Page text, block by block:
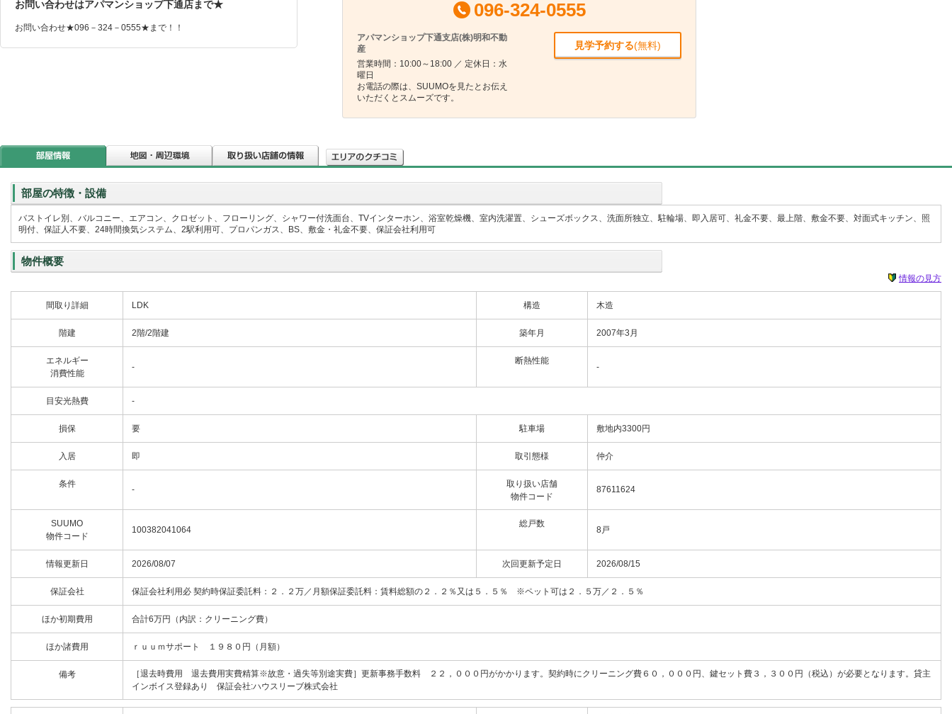
お問い合わせはアパマンショップ下通店まで★
お問い合わせ★096－324－0555★まで！！
096-324-0555
アパマンショップ下通支店(株)明和不動
産
営業時間：10:00～18:00 ／ 定休日：水
曜日
お電話の際は、SUUMOを見たとお伝え
いただくとスムーズです。
見学予約する(無料)
部屋の特徴・設備
バストイレ別、バルコニー、エアコン、クロゼット、フローリング、シャワー付洗面台、TVインターホン、浴室乾燥機、室内洗濯置、シューズボックス、洗面所独立、駐輪場、即入居可、礼金不要、最上階、敷金不要、対面式キッチン、照
明付、保証人不要、24時間換気システム、2駅利用可、プロパンガス、BS、敷金・礼金不要、保証会社利用可
物件概要
情報の見方
間取り詳細 LDK 構造 木造
階建 2階/2階建 築年月 2007年3月
エネルギー
消費性能
-
断熱性能
-
目安光熱費 -
損保 要 駐車場 敷地内3300円
入居 即 取引態様 仲介
条件
-
取り扱い店舗
物件コード
87611624
SUUMO
物件コード
100382041064
総戸数
8戸
情報更新日 2026/08/07 次回更新予定日 2026/08/15
保証会社 保証会社利用必 契約時保証委託料：２．２万／月額保証委託料：賃料総額の２．２％又は５．５％ ※ペット可は２．５万／２．５％
ほか初期費用 合計6万円（内訳：クリーニング費）
ほか諸費用 ｒｕｕｍサポート １９８０円（月額）
備考
［退去時費用 退去費用実費精算※故意・過失等別途実費］更新事務手数料 ２２，０００円がかかります。契約時にクリーニング費６０，０００円、鍵セット費３，３００円（税込）が必要となります。貸主
インボイス登録あり 保証会社:ハウスリーブ株式会社